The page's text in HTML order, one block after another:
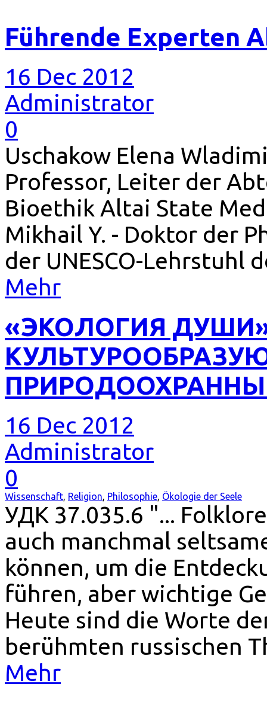
Führende Experten
16 Dec 2012
Administrator
0
Uschakow Elena
Professor, Leiter der
Bioethik Altai State
Mikhail Y. - Doktor der
der UNESCO-Lehrstuhl
Mehr
«ЭКОЛОГИЯ
16 Dec 2012
Administrator
0
Wissenschaft, Religion, Philosophie, Ökologie der Seele
УДК 37.035.6 "...
auch manchmal
können, um die
führen, aber wichtige
Heute sind die Worte
berühmten russischen
Mehr